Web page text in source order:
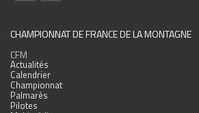
CHAMPIONNAT DE FRANCE DE LA MONTAGNE
CFM
Actualités
Calendrier
Championnat
Palmarès
Pilotes